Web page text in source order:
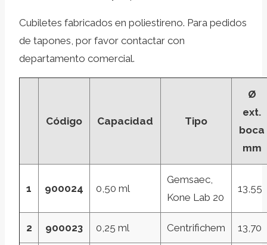
Cubiletes fabricados en poliestireno. Para pedidos
de tapones, por favor contactar con
departamento comercial.
Código Capacidad Tipo
Ø
ext.
boca
mm
1 900024 0,50 ml
Gemsaec,
Kone Lab 20
13,55
2 900023 0,25 ml Centrifichem 13,70